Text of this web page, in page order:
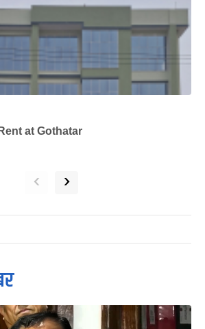
at Gothatar
‹ ›